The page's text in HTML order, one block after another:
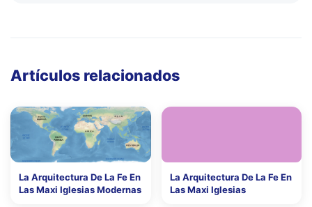
Artículos relacionados
La Arquitectura De La Fe En
Las Maxi Iglesias Modernas
La Arquitectura De La Fe En
Las Maxi Iglesias